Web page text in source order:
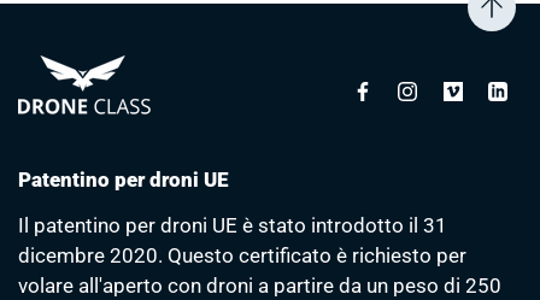
Patentino per droni UE
Il patentino per droni UE è stato introdotto il 31
dicembre 2020. Questo certificato è richiesto per
volare all'aperto con droni a partire da un peso di 250